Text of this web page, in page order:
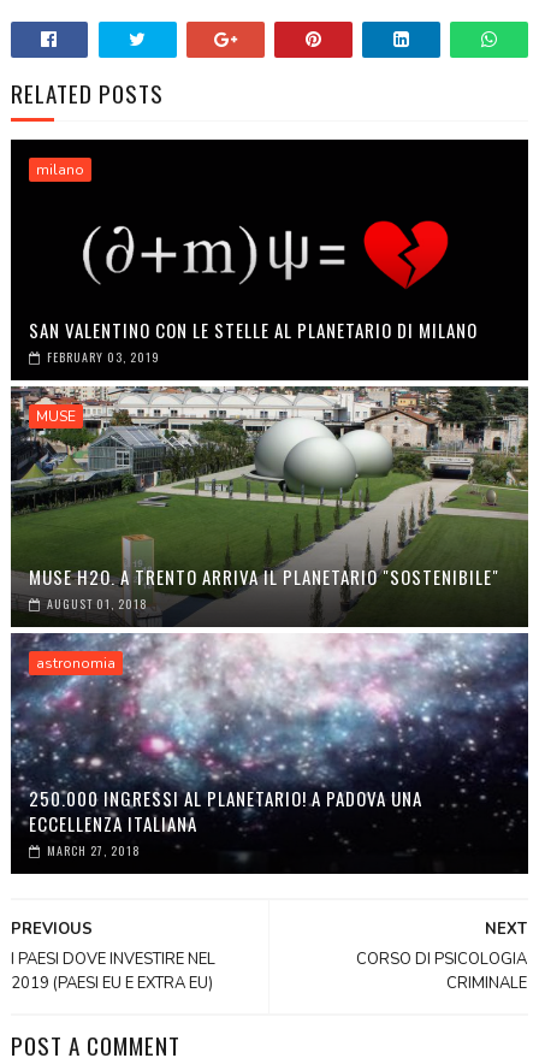
RELATED POSTS
milano
SAN VALENTINO CON LE STELLE AL PLANETARIO DI MILANO
FEBRUARY 03, 2019
MUSE
MUSE H2O. A TRENTO ARRIVA IL PLANETARIO "SOSTENIBILE"
AUGUST 01, 2018
astronomia
250.000 INGRESSI AL PLANETARIO! A PADOVA UNA
ECCELLENZA ITALIANA
MARCH 27, 2018
NEXT
CORSO DI PSICOLOGIA
CRIMINALE
PREVIOUS
I PAESI DOVE INVESTIRE NEL
2019 (PAESI EU E EXTRA EU)
POST A COMMENT